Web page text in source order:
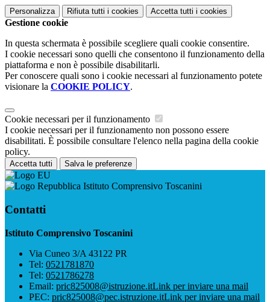
Personalizza Rifiuta tutti i cookies Accetta tutti i cookies
Gestione cookie
In questa schermata è possibile scegliere quali cookie consentire.
I cookie necessari sono quelli che consentono il funzionamento della
piattaforma e non è possibile disabilitarli.
Per conoscere quali sono i cookie necessari al funzionamento potete
visionare la COOKIE POLICY.
Cookie necessari per il funzionamento
I cookie necessari per il funzionamento non possono essere
disabilitati. È possibile consultare l'elenco nella pagina della cookie
policy.
Accetta tutti Salva le preferenze
Istituto Comprensivo Toscanini
Contatti
Istituto Comprensivo Toscanini
Via Cuneo 3/A 43122 PR
Tel: 0521781870
Tel: 0521786278
Email: pric825008@istruzione.itLink per inviare una mail
PEC: pric825008@pec.istruzione.itLink per inviare una mail